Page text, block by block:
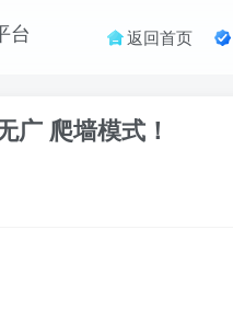
返回首页
广 爬墙模式！